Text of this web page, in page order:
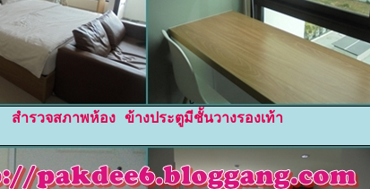
สำรวจสภาพห้อง ข้างประตูมีชั้นวางรองเท้า